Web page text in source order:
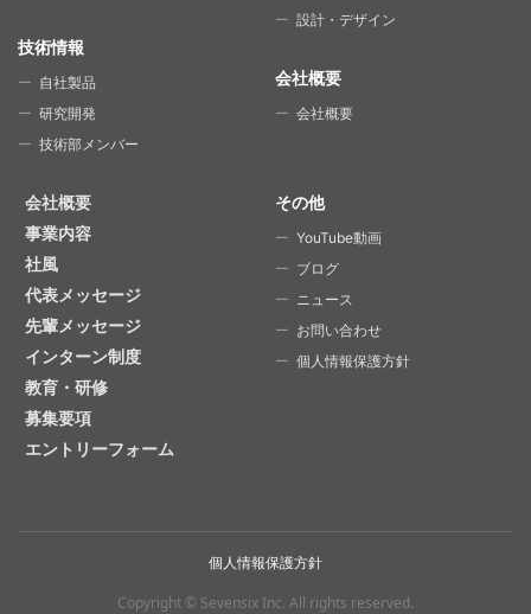
技術情報
自社製品
研究開発
技術部メンバー
設計・デザイン
会社概要
会社概要
会社概要
事業内容
社風
代表メッセージ
先輩メッセージ
インターン制度
教育・研修
募集要項
エントリーフォーム
その他
YouTube動画
ブログ
ニュース
お問い合わせ
個人情報保護方針
個人情報保護方針
Copyright © Sevensix Inc. All rights reserved.